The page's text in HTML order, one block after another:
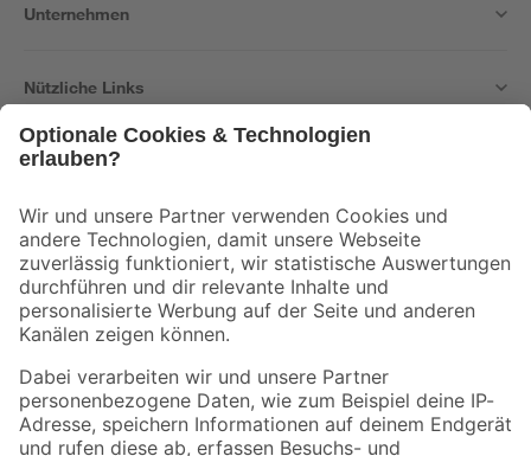
Unternehmen
Nützliche Links
Der toom Newsletter: Keine Angebote und Aktionen mehr verpassen!
Zur Newsletter Anmeldung
Folge uns
Zahlungsarten Versandarten